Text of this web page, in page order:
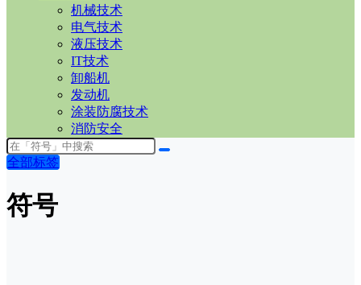
机械技术
电气技术
液压技术
IT技术
卸船机
发动机
涂装防腐技术
消防安全
全部标签
符号